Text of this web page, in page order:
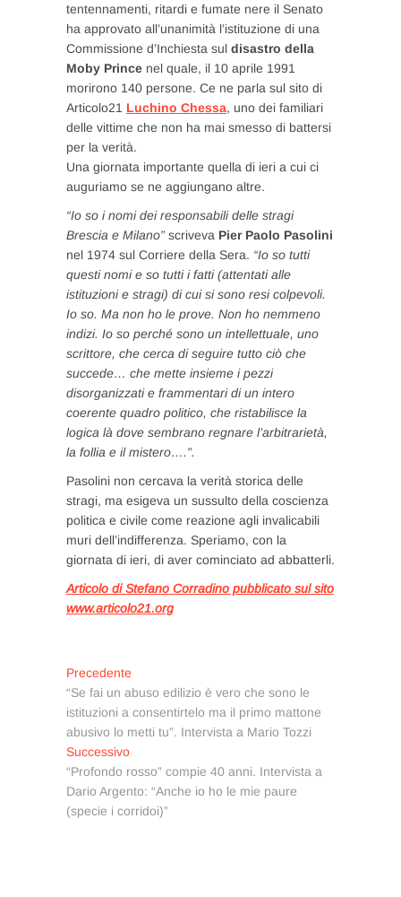
tentennamenti, ritardi e fumate nere il Senato
ha approvato all’unanimità l’istituzione di una
Commissione d’Inchiesta sul disastro della
Moby Prince nel quale, il 10 aprile 1991
morirono 140 persone. Ce ne parla sul sito di
Articolo21 Luchino Chessa, uno dei familiari
delle vittime che non ha mai smesso di battersi
per la verità.
Una giornata importante quella di ieri a cui ci
auguriamo se ne aggiungano altre.
“Io so i nomi dei responsabili delle stragi
Brescia e Milano” scriveva Pier Paolo Pasolini
nel 1974 sul Corriere della Sera. “Io so tutti
questi nomi e so tutti i fatti (attentati alle
istituzioni e stragi) di cui si sono resi colpevoli.
Io so. Ma non ho le prove. Non ho nemmeno
indizi. Io so perché sono un intellettuale, uno
scrittore, che cerca di seguire tutto ciò che
succede… che mette insieme i pezzi
disorganizzati e frammentari di un intero
coerente quadro politico, che ristabilisce la
logica là dove sembrano regnare l’arbitrarietà,
la follia e il mistero….”.
Pasolini non cercava la verità storica delle
stragi, ma esigeva un sussulto della coscienza
politica e civile come reazione agli invalicabili
muri dell’indifferenza. Speriamo, con la
giornata di ieri, di aver cominciato ad abbatterli.
Articolo di Stefano Corradino pubblicato sul sito
www.articolo21.org
Navigazione
articoli
Precedente
precedente:
“Se fai un abuso edilizio è vero che sono le
istituzioni a consentirtelo ma il primo mattone
abusivo lo metti tu”. Intervista a Mario Tozzi
SuccessivoArticolo
successivo:
“Profondo rosso” compie 40 anni. Intervista a
Dario Argento: “Anche io ho le mie paure
(specie i corridoi)”